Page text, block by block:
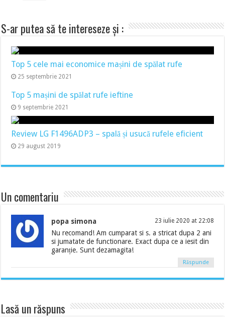
S-ar putea să te intereseze și :
Top 5 cele mai economice mașini de spălat rufe
25 septembrie 2021
Top 5 mașini de spălat rufe ieftine
9 septembrie 2021
Review LG F1496ADP3 – spală și usucă rufele eficient
29 august 2019
Un comentariu
popa simona 23 iulie 2020 at 22:08
Nu recomand! Am cumparat si s. a stricat dupa 2 ani
si jumatate de functionare. Exact dupa ce a iesit din
garanție. Sunt dezamagita!
Răspunde
Lasă un răspuns